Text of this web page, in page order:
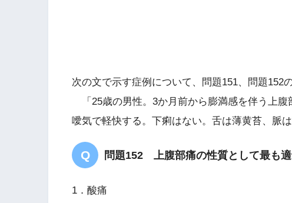
薄黄苔
次の文で示す症例について、問題151、問題152
「25歳の男性。3か月前から膨満感を伴う上腹
噯気で軽快する。下痢はない。舌は薄黄苔、脈は
問題152 上腹部痛の性質として最も適
1．酸痛